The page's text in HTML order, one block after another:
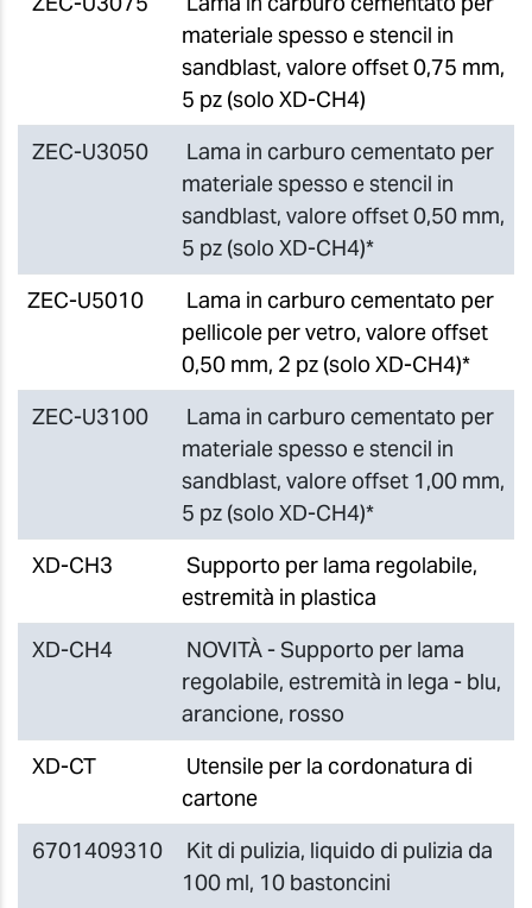
materiale spesso e stencil in
sandblast, valore offset 0,75 mm,
5 pz (solo XD-CH4)
ZEC-U3050
Lama in carburo cementato per
materiale spesso e stencil in
sandblast, valore offset 0,50 mm,
5 pz (solo XD-CH4)*
ZEC-U5010
Lama in carburo cementato per
pellicole per vetro, valore offset
0,50 mm, 2 pz (solo XD-CH4)*
ZEC-U3100
Lama in carburo cementato per
materiale spesso e stencil in
sandblast, valore offset 1,00 mm,
5 pz (solo XD-CH4)*
XD-CH3
Supporto per lama regolabile,
estremità in plastica
XD-CH4
NOVITÀ - Supporto per lama
regolabile, estremità in lega - blu,
arancione, rosso
XD-CT
Utensile per la cordonatura di
cartone
6701409310
Kit di pulizia, liquido di pulizia da
100 ml, 10 bastoncini